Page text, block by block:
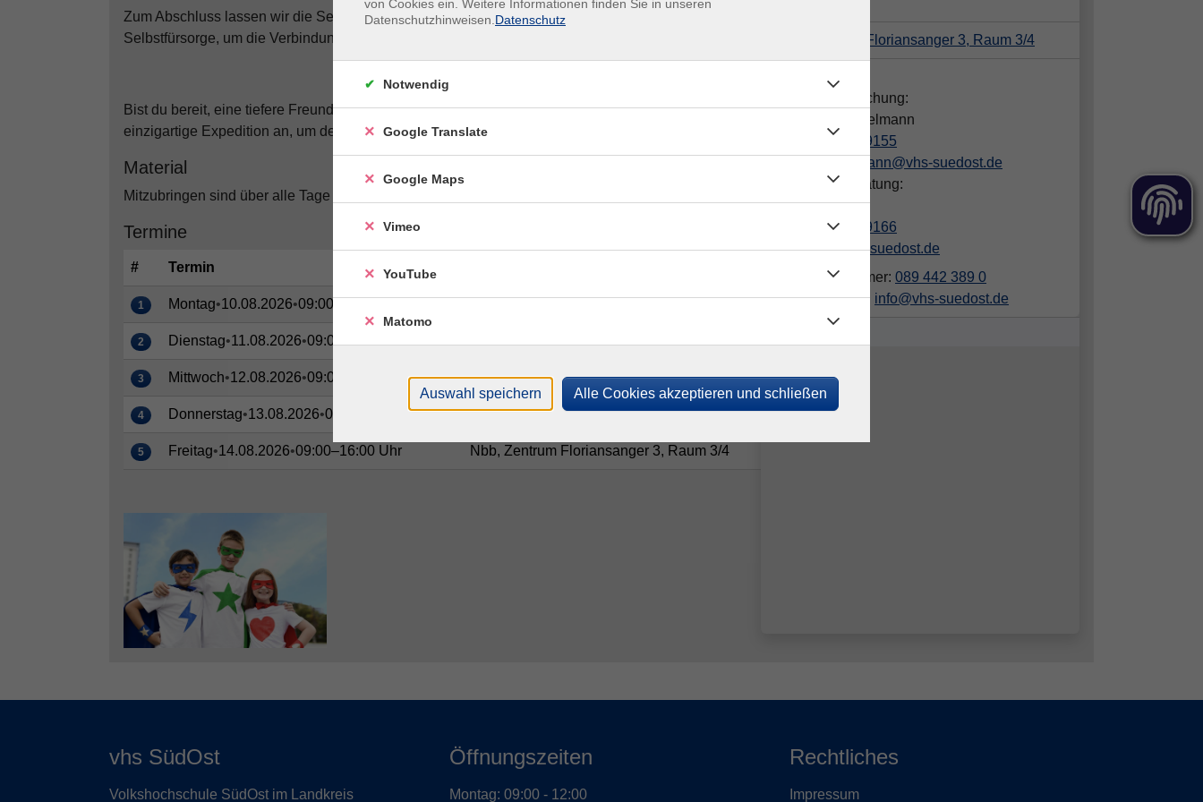
Zum Abschluss lassen wir die Seele baumeln: Genieße wohltuende Übungen zur Entspannung und
Selbstfürsorge, um die Verbindung zu dir selbst zu vertiefen.
Bist du bereit, eine tiefere Freundschaft mit deinem Körper zu schließen? Melde dich jetzt für diese
einzigartige Expedition an, um deinen Körper und deine Gesundheit bewusst zu stärken!
Material
Mitzubringen sind über alle Tage Getränke, Brotzeit, Federmäppchen, Schere
Termine
# Termin
1 Montag•10.08.2026•09:00–16:00 Uhr
2 Dienstag•11.08.2026•09:00–16:00 Uhr
3 Mittwoch•12.08.2026•09:00–16:00 Uhr Nbb, Zentrum Floriansanger 3, Raum 3/4
4 Donnerstag•13.08.2026•09:00–16:00 Uhr Nbb, Zentrum Floriansanger 3, Raum 3/4
5 Freitag•14.08.2026•09:00–16:00 Uhr Nbb, Zentrum Floriansanger 3, Raum 3/4
Nbb, Zentrum Floriansanger 3, Raum 3/4
Fragen zur Buchung:
Sandra Hämmelmann
089/442389155
haemmelmann@vhs-suedost.de
Fachliche Beratung:
Katrin Luber
089/442389166
luber@vhs-suedost.de
Telefonnummer: 089 442 389 0
Mailadresse: info@vhs-suedost.de
vhs SüdOst
Volkshochschule SüdOst im Landkreis
Öffnungszeiten
Montag: 09:00 - 12:00
Rechtliches
Impressum
von Cookies ein. Weitere Informationen finden Sie in unseren
Datenschutzhinweisen. Datenschutz
Notwendig
Google Translate
Google Maps
Vimeo
YouTube
Matomo
Auswahl speichern Alle Cookies akzeptieren und schließen